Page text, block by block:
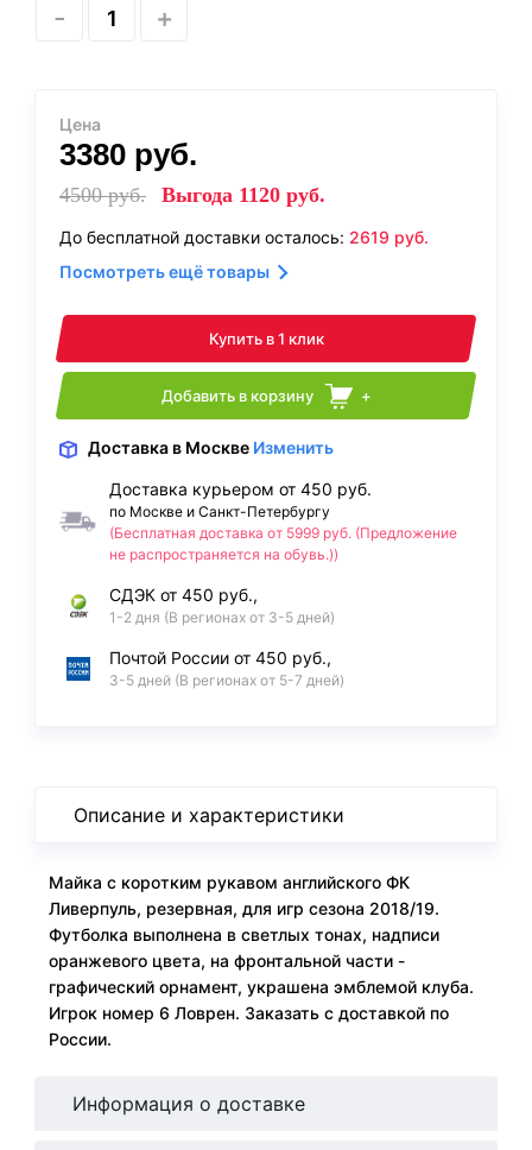
- +
Цена
3380 руб.
4500руб. Выгода 1120 руб.
До бесплатной доставки осталось: 2619 руб.
Посмотреть ещё товары
Купить в 1 клик
Добавить в корзину +
Доставка в Москве Изменить
Доставка курьером от 450 руб.
по Москве и Санкт-Петербургу
(Бесплатная доставка от 5999 руб. (Предложение
не распространяется на обувь.))
СДЭК от 450 руб.,
1-2 дня (В регионах от 3-5 дней)
Почтой России от 450 руб.,
3-5 дней (В регионах от 5-7 дней)
Описание и характеристики
Майка с коротким рукавом английского ФК
Ливерпуль, резервная, для игр сезона 2018/19.
Футболка выполнена в светлых тонах, надписи
оранжевого цвета, на фронтальной части -
графический орнамент, украшена эмблемой клуба.
Игрок номер 6 Ловрен. Заказать с доставкой по
России.
Информация о доставке